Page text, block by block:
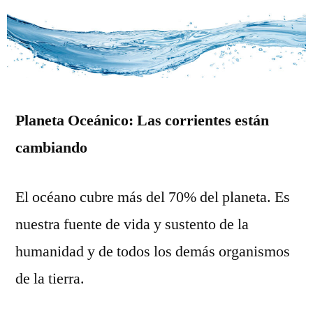
Planeta Oceánico: Las corrientes están
cambiando
El océano cubre más del 70% del planeta. Es
nuestra fuente de vida y sustento de la
humanidad y de todos los demás organismos
de la tierra.